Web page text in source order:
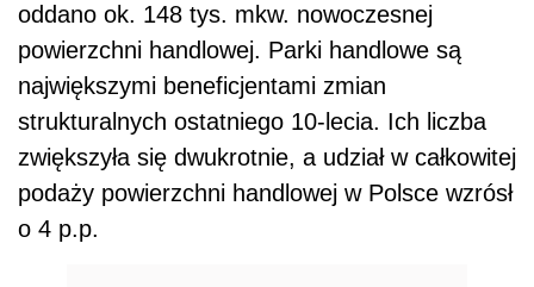
oddano ok. 148 tys. mkw. nowoczesnej
powierzchni handlowej. Parki handlowe są
największymi beneficjentami zmian
strukturalnych ostatniego 10-lecia. Ich liczba
zwiększyła się dwukrotnie, a udział w całkowitej
podaży powierzchni handlowej w Polsce wzrósł
o 4 p.p.